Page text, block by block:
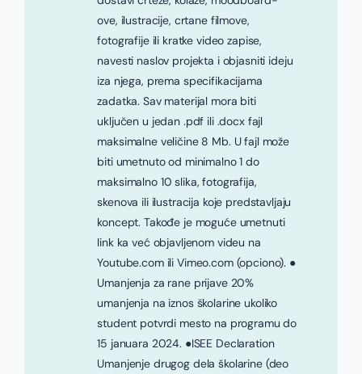
ove, ilustracije, crtane filmove,
fotografije ili kratke video zapise,
navesti naslov projekta i objasniti ideju
iza njega, prema specifikacijama
zadatka. Sav materijal mora biti
uključen u jedan .pdf ili .docx fajl
maksimalne veličine 8 Mb. U fajl može
biti umetnuto od minimalno 1 do
maksimalno 10 slika, fotografija,
skenova ili ilustracija koje predstavljaju
koncept. Takođe je moguće umetnuti
link ka već objavljenom videu na
Youtube.com ili Vimeo.com (opciono). ●
Umanjenja za rane prijave 20%
umanjenja na iznos školarine ukoliko
student potvrdi mesto na programu do
15 januara 2024. ●ISEE Declaration
Umanjenje drugog dela školarine (deo